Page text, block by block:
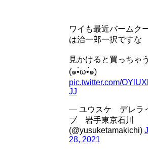
ワイも最近バームク
は治一郎一択ですな
見かけると買っちゃう
(๑•̀ω•́๑)
pic.twitter.com/
JJ
— ユウスケ デレラ
ブ 岩手東京石川
(@yusuketamakichi)
28, 2021